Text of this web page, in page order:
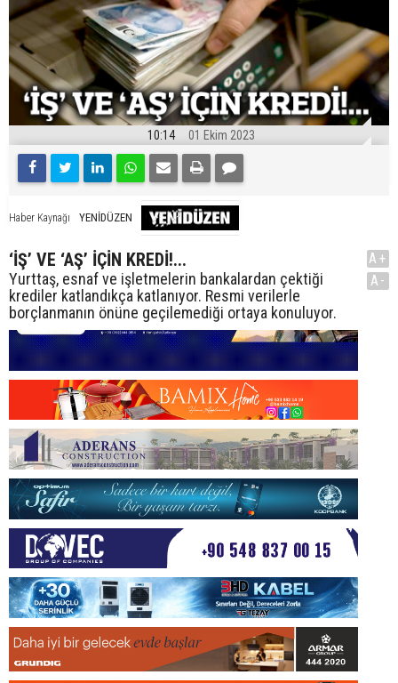
10:14 01 Ekim 2023
Haber Kaynağı YENİDÜZEN
‘İŞ’ VE ‘AŞ’ İÇİN KREDİ!...
Yurttaş, esnaf ve işletmelerin bankalardan çektiği
krediler katlandıkça katlanıyor. Resmi verilerle
borçlanmanın önüne geçilemediği ortaya konuluyor.
A+
A-